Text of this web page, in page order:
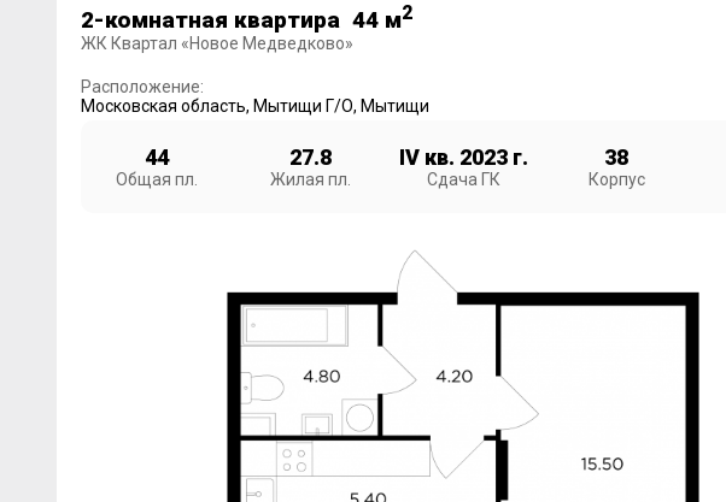
2-комнатная квартира 44 м2
ЖК Квартал «Новое Медведково»
Расположение:
Московская область, Мытищи Г/О, Мытищи
44
Общая пл.
27.8
Жилая пл.
IV кв. 2023 г.
Сдача ГК
38
Корпус